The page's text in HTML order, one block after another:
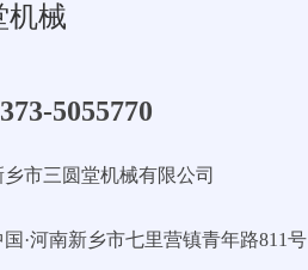
机械
5055770
市三圆堂机械有限公司
·河南新乡市七里营镇青年路811号